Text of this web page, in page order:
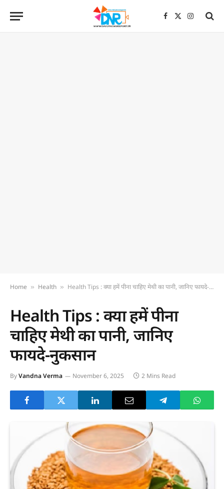
Facebook
X
Home » Health » Health Tips : क्या हमें पीना चाहिए मेथी का पानी, जानिए फायदे-नुकसान
Health Tips : क्या हमें पीना
चाहिए मेथी का पानी, जानिए
फायदे-नुकसान
ByVandna Verma November 6, 2025 2 Mins Read